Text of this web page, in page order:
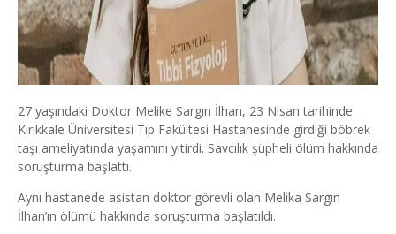
27 yaşındaki Doktor Melike Sargın İlhan, 23 Nisan tarihinde
Kırıkkale Üniversitesi Tıp Fakültesi Hastanesinde girdiği böbrek
taşı ameliyatında yaşamını yitirdi. Savcılık şüpheli ölüm hakkında
soruşturma başlattı.
Aynı hastanede asistan doktor görevli olan Melika Sargın
İlhan’ın ölümü hakkında soruşturma başlatıldı.